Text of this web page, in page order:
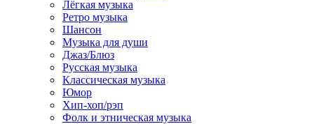
Лёгкая музыка
Ретро музыка
Шансон
Музыка для души
Джаз/Блюз
Русская музыка
Классическая музыка
Юмор
Хип-хоп/рэп
Фолк и этническая музыка